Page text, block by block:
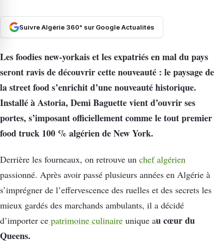
Suivre Algérie 360° sur Google Actualités
Les foodies new-yorkais et les expatriés en mal du pays
seront ravis de découvrir cette nouveauté : le paysage de
la street food s’enrichit d’une nouveauté historique.
Installé à Astoria, Demi Baguette vient d’ouvrir ses
portes, s’imposant officiellement comme le tout premier
food truck 100 % algérien de New York.
Derrière les fourneaux, on retrouve un chef algérien
passionné. Après avoir passé plusieurs années en Algérie à
s’imprégner de l’effervescence des ruelles et des secrets les
mieux gardés des marchands ambulants, il a décidé
d’importer ce patrimoine culinaire unique au cœur du
Queens.